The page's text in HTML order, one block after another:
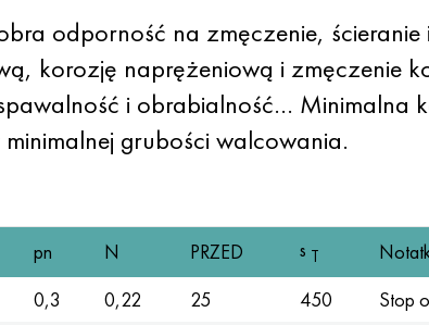
odporność na zmęczenie,
korozję naprężeniową i zmęczenie
i obrabialność… Minimalna
grubości walcowania.
pn N PRZED s T
0,3 0,22 25 450
Stop